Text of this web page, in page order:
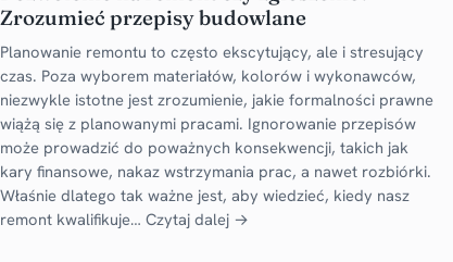
Zrozumieć przepisy budowlane
Planowanie remontu to często ekscytujący, ale i stresujący
czas. Poza wyborem materiałów, kolorów i wykonawców,
niezwykle istotne jest zrozumienie, jakie formalności prawne
wiążą się z planowanymi pracami. Ignorowanie przepisów
może prowadzić do poważnych konsekwencji, takich jak
kary finansowe, nakaz wstrzymania prac, a nawet rozbiórki.
Właśnie dlatego tak ważne jest, aby wiedzieć, kiedy nasz
remont kwalifikuje… Czytaj dalej →